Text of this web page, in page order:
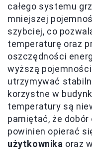
całego systemu
mniejszej
szybciej, co
temperaturę oraz
oszczędności
wyższą
utrzymywać
korzystne w
temperatury są
pamiętać, że
powinien opierać
użytkownika oraz